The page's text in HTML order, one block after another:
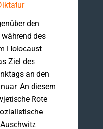
den
des
Holocaust
Ziel des
an den
An diesem
Rote